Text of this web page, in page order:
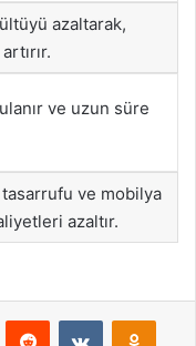
azaltarak,
ve uzun süre
ve mobilya
azaltır.
Reddit VKontakte